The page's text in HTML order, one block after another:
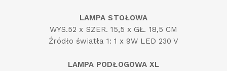
LAMPA STOŁOWA
WYS.52 x SZER. 15,5 x GŁ. 18,5 CM
Źródło światła 1: 1 x 9W LED 230 V
LAMPA PODŁOGOWA XL